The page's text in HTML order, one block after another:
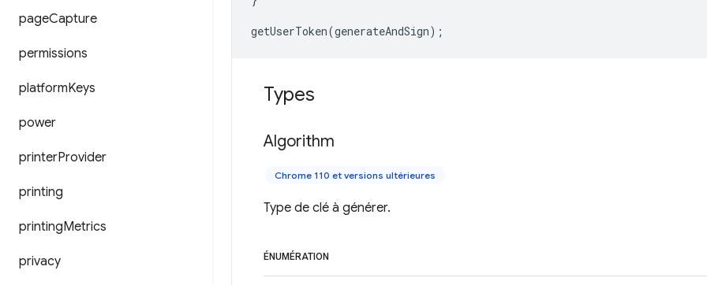
pageCapture
permissions
platformKeys
power
printerProvider
printing
printingMetrics
privacy
getUserToken(generateAndSign);
Types
Algorithm
Chrome 110 et versions ultérieures
Type de clé à générer.
ÉNUMÉRATION